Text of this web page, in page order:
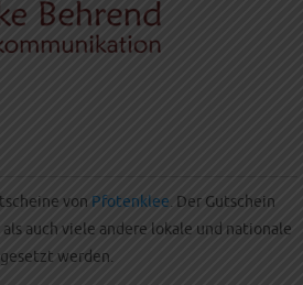
von Pfotenklee. Der Gutschein
als auch viele andere lokale und nationale
werden.